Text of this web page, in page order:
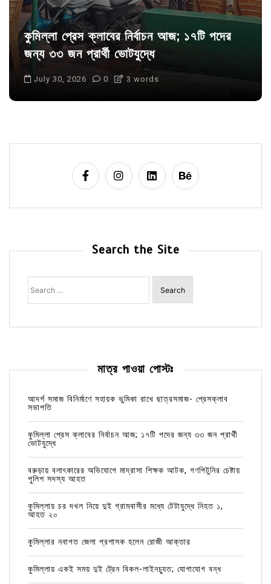
আদর্শ সমাজ বিনির্মাণে সহায়ক ভুমিকা রাখে
ছাত্রসমাজ- প্রেসক্লাব সভাপতি
August 6, 2026 0
Search the Site
Search
for:
মাত্র পাওয়া পোস্টঃ
আদর্শ সমাজ বিনির্মাণে সহায়ক ভুমিকা রাখে ছাত্রসমাজ- প্রেসক্লাব
সভাপতি
কুমিল্লা প্রেস ক্লাবের নির্বাচন আজ; ১৭টি পদের জন্য ৩৩ জন প্রার্থী
ভোটযুদ্ধে
বরুড়ায় বলাৎকারের অভিযোগে মাদ্রাসা শিক্ষক আটক, গণপিটুনির চেষ্টায়
পুলিশ সদস্য আহত
কুমিল্লায় চর দখল নিয়ে দুই গ্রামবাসীর মধ্যে টেটাযুদ্ধে নিহত ১,
আহত ২০
কুমিল্লার নবাগত জেলা প্রশাসক হলেন রোজী আক্তার
কুমিল্লায় একই সময় দুই ট্রেন বিকল-লাইনচ্যুত; যোগাযোগ বন্ধ